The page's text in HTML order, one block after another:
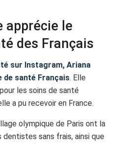
apprécie le
des Français
sur Instagram, Ariana
de santé Français. Elle
les soins de santé
a pu recevoir en France.
olympique de Paris ont la
sans frais, ainsi que